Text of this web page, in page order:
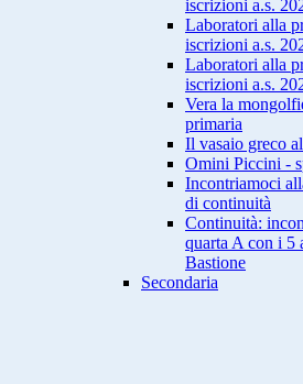
iscrizioni a.s.
Laboratori alla
iscrizioni a.s.
Laboratori alla
iscrizioni a.s.
Vera la
primaria
Il vasaio greco
Omini Piccini -
Incontriamoci
di continuità
Continuità:
quarta A con i 5
Bastione
Secondaria